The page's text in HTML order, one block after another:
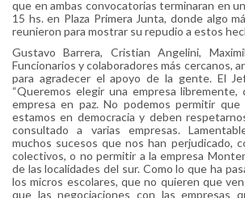
que en ambas convocatorias terminaran en
15 hs. en Plaza Primera Junta, donde algo
reunieron para mostrar su repudio a estos
Gustavo Barrera, Cristian Angelini,
Funcionarios y colaboradores más cercanos,
para agradecer el apoyo de la gente. El
“Queremos elegir una empresa libremente,
empresa en paz. No podemos permitir que
estamos en democracia y deben
consultado a varias empresas.
muchos sucesos que nos han perjudicado,
colectivos, o no permitir a la empresa
de las localidades del sur. Como lo que ha
los micros escolares, que no quieren que
que las negociaciones con las empresas